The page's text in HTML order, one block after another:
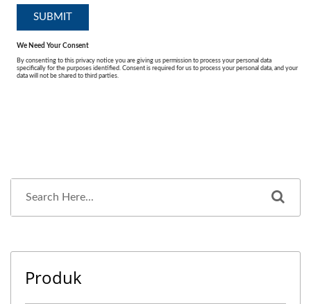
Produk